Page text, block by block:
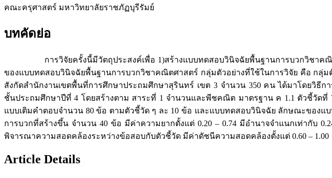
คณะครุศาสตร์ มหาวิทยาลัยราชภัฏบุรีรัมย์
บทคัดย่อ
การวิจัยครั้งนี้มีวัตถุประสงค์เพื่อ 1)สร้างแบบทดสอบวินิจฉัยพื้นฐานการบวกวิชาคณิต
ของแบบทดสอบวินิจฉัยพื้นฐานการบวกวิชาคณิตศาสตร์ กลุ่มตัวอย่างที่ใช้ในการวิจัย คือ กลุ่ม
สังกัดสำนักงานเขตพื้นที่การศึกษาประถมศึกษาสุรินทร์ เขต 3 จำนวน 350 คน ได้มาโดยวิธีกา
ชั้นประถมศึกษาปีที่ 4 โดยสร้างตาม สาระที่ 1 จำนวนและพีชคณิต มาตรฐาน ค 1.1 ตัวชี้วัด
แบบเติมคำตอบจำนวน 80 ข้อ ตามตัวชี้วัด ๆ ละ 10 ข้อ และแบบทดสอบวินิจฉัย ลักษณะของ
การบวกที่สร้างขึ้น จำนวน 40 ข้อ มีค่าความยากตั้งแต่ 0.20 – 0.74 มีอำนาจจำแนกเท่ากับ
พิจารณาความสอดคล้องระหว่างข้อสอบกับตัวชี้วัด มีค่าดัชนีความสอดคล้องตั้งแต่ 0.60 – 1.00
Article Details